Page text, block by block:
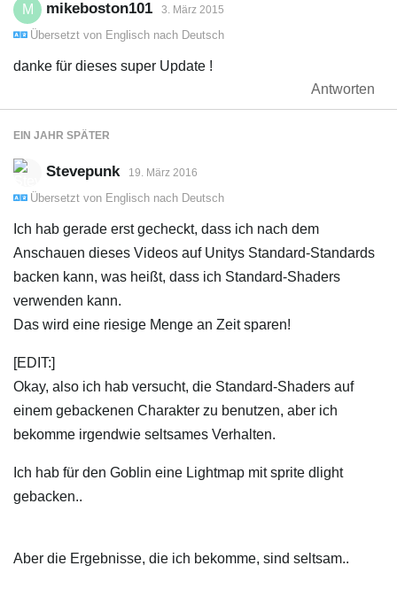
M mikeboston101 3. März 2015
Übersetzt von Englisch nach Deutsch
danke für dieses super Update !
Antworten
EIN JAHR SPÄTER
Stevepunk 19. März 2016
Übersetzt von Englisch nach Deutsch
Ich hab gerade erst gecheckt, dass ich nach dem
Anschauen dieses Videos auf Unitys Standard-Standards
backen kann, was heißt, dass ich Standard-Shaders
verwenden kann.
Das wird eine riesige Menge an Zeit sparen!
[EDIT:]
Okay, also ich hab versucht, die Standard-Shaders auf
einem gebackenen Charakter zu benutzen, aber ich
bekomme irgendwie seltsames Verhalten.
Ich hab für den Goblin eine Lightmap mit sprite dlight
gebacken..
Aber die Ergebnisse, die ich bekomme, sind seltsam..